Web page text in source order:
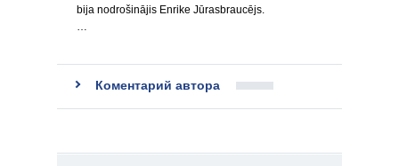
bija nodrošinājis Enrike Jūrasbraucējs.
…
Коментарий автора